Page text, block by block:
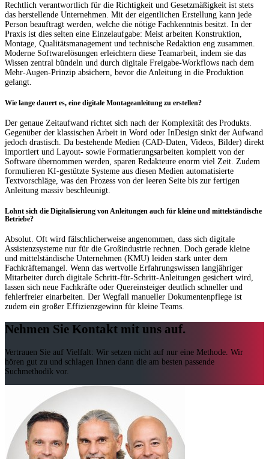
Rechtlich verantwortlich für die Richtigkeit und Gesetzmäßigkeit ist stets
das herstellende Unternehmen. Mit der eigentlichen Erstellung kann jede
Person beauftragt werden, welche die nötige Fachkenntnis besitzt. In der
Praxis ist dies selten eine Einzelaufgabe: Meist arbeiten Konstruktion,
Montage, Qualitätsmanagement und technische Redaktion eng zusammen.
Moderne Softwarelösungen erleichtern diese Teamarbeit, indem sie das
Wissen zentral bündeln und durch digitale Freigabe-Workflows nach dem
Mehr-Augen-Prinzip absichern, bevor die Anleitung in die Produktion
gelangt.
Wie lange dauert es, eine digitale Montageanleitung zu erstellen?
Der genaue Zeitaufwand richtet sich nach der Komplexität des Produkts.
Gegenüber der klassischen Arbeit in Word oder InDesign sinkt der Aufwand
jedoch drastisch. Da bestehende Medien (CAD-Daten, Videos, Bilder) direkt
importiert und Layout- sowie Formatierungsarbeiten komplett von der
Software übernommen werden, sparen Redakteure enorm viel Zeit. Zudem
formulieren KI-gestützte Systeme aus diesen Medien automatisierte
Textvorschläge, was den Prozess von der leeren Seite bis zur fertigen
Anleitung massiv beschleunigt.
Lohnt sich die Digitalisierung von Anleitungen auch für kleine und mittelständische
Betriebe?
Absolut. Oft wird fälschlicherweise angenommen, dass sich digitale
Assistenzsysteme nur für die Großindustrie rechnen. Doch gerade kleine
und mittelständische Unternehmen (KMU) leiden stark unter dem
Fachkräftemangel. Wenn das wertvolle Erfahrungswissen langjähriger
Mitarbeiter durch digitale Schritt-für-Schritt-Anleitungen gesichert wird,
lassen sich neue Fachkräfte oder Quereinsteiger deutlich schneller und
fehlerfreier einarbeiten. Der Wegfall manueller Dokumentenpflege ist
zudem ein großer Effizienzgewinn für kleine Teams.
Nehmen Sie Kontakt mit uns auf.
Vertrauen Sie auf Vielfalt: Wir setzen nicht auf nur eine Methode. Wir
hören gut zu und schlagen Ihnen dann die am besten passende
Suchmethodik vor.